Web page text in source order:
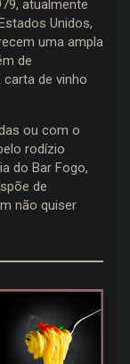
atualmente
Unidos,
uma ampla
de
de vinho
ou com o
rodízio
do Bar Fogo,
de
não quiser